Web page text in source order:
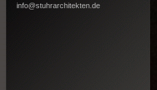
info@stuhrarchitekten.de